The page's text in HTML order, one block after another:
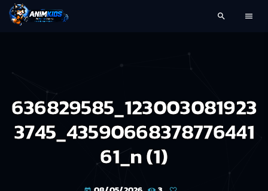
search menu
636829585_123003081923
3745_43590668378776441
61_n (1)